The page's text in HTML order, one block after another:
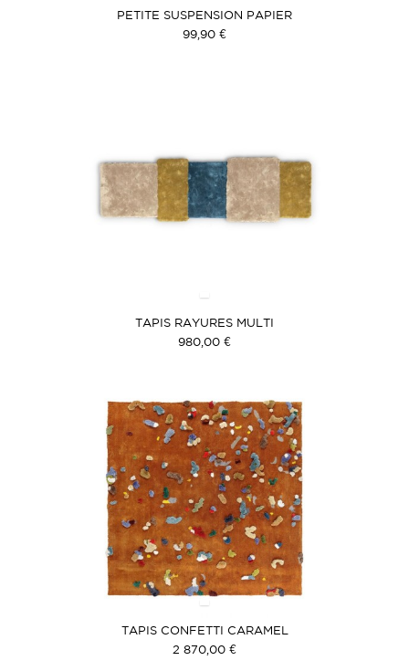
PETITE SUSPENSION PAPIER
99,90 €
TAPIS RAYURES MULTI
980,00 €
TAPIS CONFETTI CARAMEL
2 870,00 €